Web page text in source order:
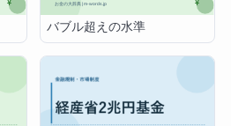
バブル超えの水準